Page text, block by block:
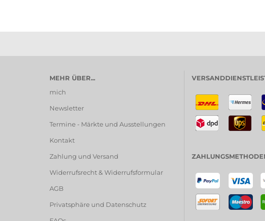
MEHR ÜBER...
mich
Newsletter
Termine - Märkte und Ausstellungen
Kontakt
Zahlung und Versand
Widerrufsrecht & Widerrufsformular
AGB
Privatsphäre und Datenschutz